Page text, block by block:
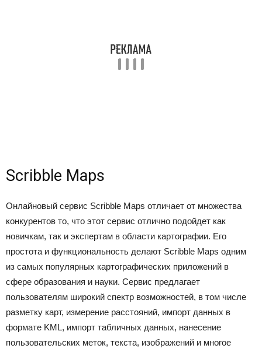
Scribble Maps
Онлайновый сервис Scribble Maps отличает от множества
конкурентов то, что этот сервис отлично подойдет как
новичкам, так и экспертам в области картографии. Его
простота и функциональность делают Scribble Maps одним
из самых популярных картографических приложений в
сфере образования и науки. Сервис предлагает
пользователям широкий спектр возможностей, в том числе
разметку карт, измерение расстояний, импорт данных в
формате KML, импорт табличных данных, нанесение
пользовательских меток, текста, изображений и многое